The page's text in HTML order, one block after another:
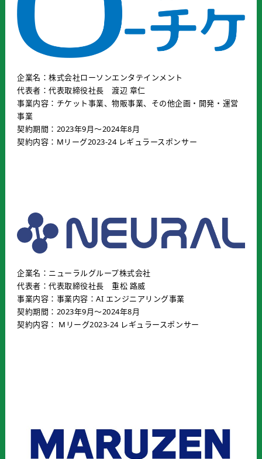
企業名：株式会社ローソンエンタテインメント
代表者：代表取締役社長 渡辺 章仁
事業内容：チケット事業、物販事業、その他企画・開発・運営
事業
契約期間：2023年9月〜2024年8月
契約内容：Mリーグ2023-24 レギュラースポンサー
企業名：ニューラルグループ株式会社
代表者：代表取締役社長 重松 路威
事業内容：事業内容：AI エンジニアリング事業
契約期間：2023年9月〜2024年8月
契約内容： Mリーグ2023-24 レギュラースポンサー